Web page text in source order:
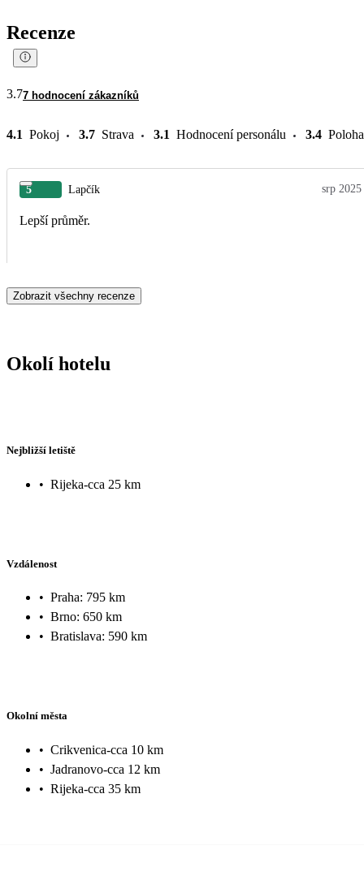
Recenze
3.77 hodnocení zákazníků
4.1 Pokoj 3.7 Strava 3.1 Hodnocení personálu 3.4 Poloha
5 Lapčík srp 2025
Lepší průměr.
Zobrazit všechny recenze
Okolí hotelu
Nejbližší letiště
• Rijeka-cca 25 km
Vzdálenost
• Praha: 795 km
• Brno: 650 km
• Bratislava: 590 km
Okolní města
• Crikvenica-cca 10 km
• Jadranovo-cca 12 km
• Rijeka-cca 35 km